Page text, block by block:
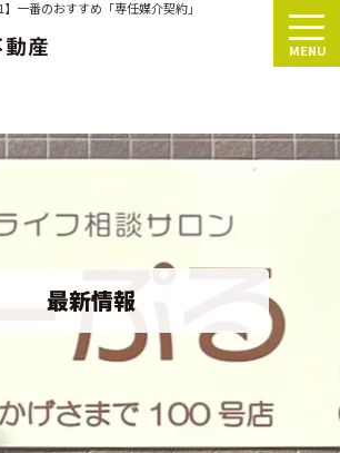
一番のおすすめ「専任媒介契約」
MENU
最新情報